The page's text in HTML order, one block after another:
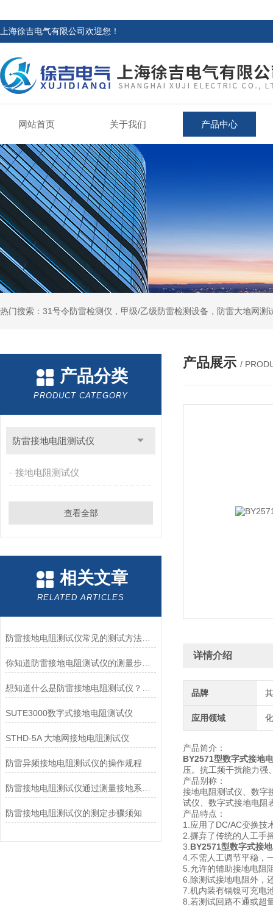
上海徐吉电气有限公司欢迎您！
网站首页 关于我们 产品中心
热门搜索：31号令防雷检测仪，甲级/乙级防雷检测设备，防雷大地网
产品分类
PRODUCT CATEGORY
防雷接地电阻测试仪
接地电阻测试仪
查看全部
相关文章
RELATED ARTICLES
防雷接地电阻测试仪常见的测试方法有三线法和四线法
你知道防雷接地电阻测试仪的测量步骤么？看看本篇吧
SUTE3000数字式接地电阻测试仪
STHD-5A 大地网接地电阻测试仪
防雷异频接地电阻测试仪的操作规程
防雷接地电阻测试仪的测定步骤须知
产品展示 /
详情介绍
品牌
应用领域
产品简介：
BY2571型数字式接地
压。抗工频干扰能力强
产品别称：
接地电阻测试仪、数字
试仪、数字式接地电阻
产品特点：
1.应用了DC/AC变换技
2.摒弃了传统的人工手
3. BY2571型数字式接
4.不需人工调节平稳，
5.允许的辅助接地电阻
6.除测试接地电阻外，
7.机内装有镉镍可充电
8.若测试回路不通或超